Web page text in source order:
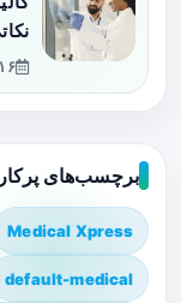
برچسب‌های
Medical Xpress
default-medical